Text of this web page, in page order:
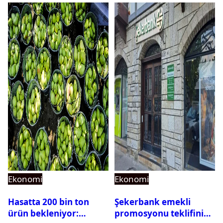
Ekonomi
Hasatta 200 bin ton
ürün bekleniyor:
Ekonomi
Şekerbank emekli
promosyonu teklifini